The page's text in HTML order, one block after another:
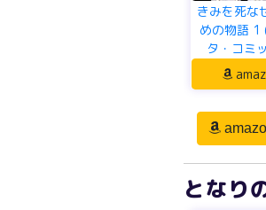
きみを死な
めの物語 1
タ・コミ
となり